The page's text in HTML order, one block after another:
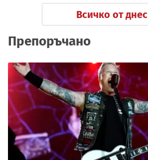
Всичко от днес
Препоръчано